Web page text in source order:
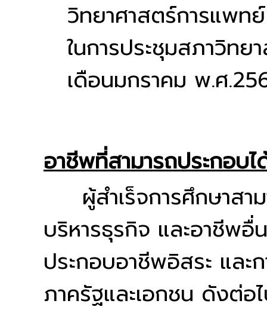
วิทยาศาสตร์การแพท
ในการประชุมสภาวิท
เดือนมกราคม พ.ศ
อาชีพที่สามารถประกอบไ
ผู้สำเร็จการศึกษาสา
บริหารธุรกิจ และอาชีพ
ประกอบอาชีพอิสระ และ
ภาครัฐและเอกชน ดังต่อ